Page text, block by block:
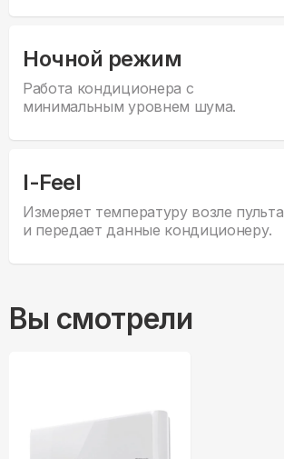
Ночной режим
Работа кондиционера с
минимальным уровнем шума.
I-Feel
Измеряет температуру возле пульта
и передает данные кондиционеру.
Вы смотрели